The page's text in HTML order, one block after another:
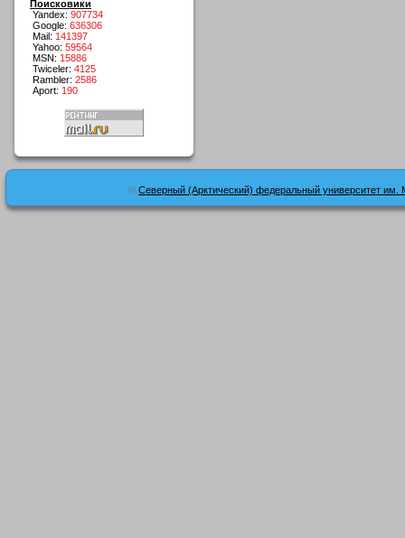
Поисковики
Yandex: 907734
Google: 636306
Mail: 141397
Yahoo: 59564
MSN: 15886
Twiceler: 4125
Rambler: 2586
Aport: 190
© Северный (Арктический) федеральный университет